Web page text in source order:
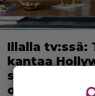
Illalla tv:ssä:
kantaa
suomalainen
osahaaveet